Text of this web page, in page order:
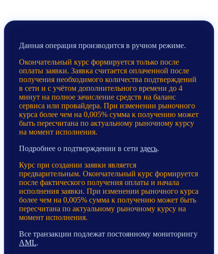
Данная операция производится в ручном режиме.
Окончательный курс формируется только после
оплаты заявки. Заявка считается оплаченной после
получения необходимого количества подтверждений
в сети и с учётом дополнительного времени до 4
минут на полное зачисление средств на баланс
сервиса или провайдера. При изменении рыночного
курса более чем на 0,005% сумма к получению может
быть пересчитана по актуальному рыночному курсу
на момент исполнения.
Подробнее о подтверждении в сети здесь.
Курс при создании заявки является
предварительным. Окончательный курс формируется
после фактического получения оплаты и начала
исполнения заявки. При изменении рыночного курса
более чем на 0,005% сумма к получению может быть
пересчитана по актуальному рыночному курсу на
момент исполнения.
Все транзакции подлежат постоянному мониторингу
AML.